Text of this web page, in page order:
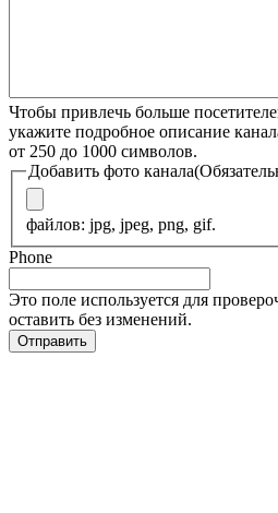
Чтобы привлечь больше
укажите подробное описание
от 250 до 1000 символов.
Добавить фото канала
файлов: jpg, jpeg, png, gif.
Phone
Это поле используется для
оставить без изменений.